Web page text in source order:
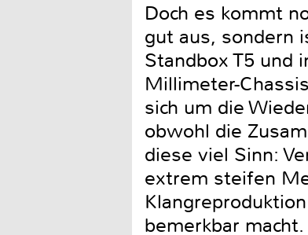
Doch es kommt
gut aus, sondern
Standbox T5 und
Millimeter-
sich um die
obwohl die
diese viel Sinn:
extrem steifen
bemerkbar